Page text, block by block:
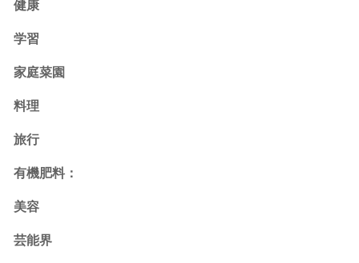
健康
学習
家庭菜園
料理
旅行
有機肥料：
美容
芸能界